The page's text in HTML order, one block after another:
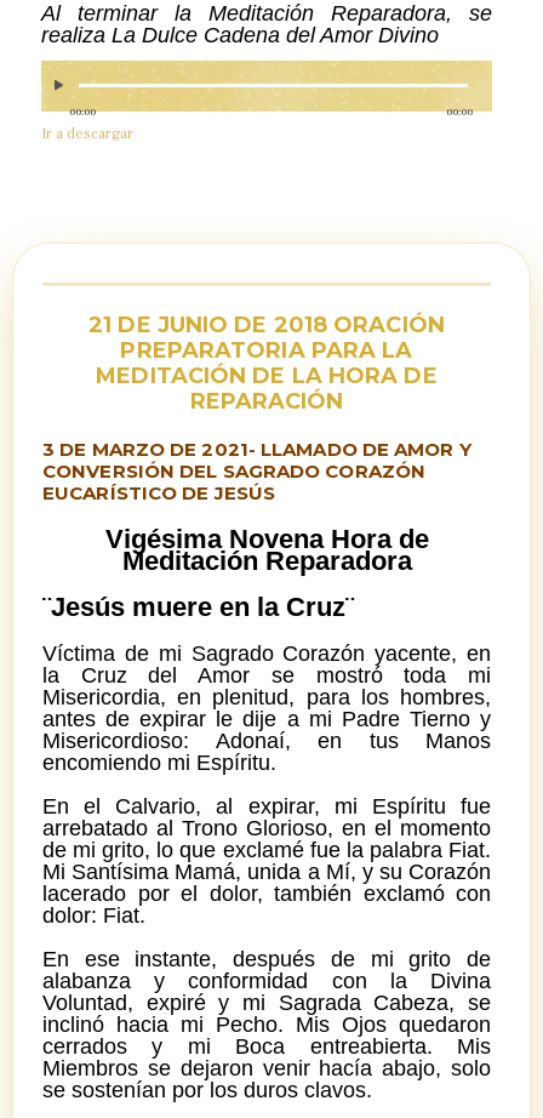
Al terminar la Meditación Reparadora, se
realiza La Dulce Cadena del Amor Divino
00:00 00:00
Ir a descargar
21 DE JUNIO DE 2018 ORACIÓN
PREPARATORIA PARA LA
MEDITACIÓN DE LA HORA DE
REPARACIÓN
3 DE MARZO DE 2021- LLAMADO DE AMOR Y
CONVERSIÓN DEL SAGRADO CORAZÓN
EUCARÍSTICO DE JESÚS
Vigésima Novena Hora de
Meditación Reparadora
¨Jesús muere en la Cruz¨
Víctima de mi Sagrado Corazón yacente, en
la Cruz del Amor se mostró toda mi
Misericordia, en plenitud, para los hombres,
antes de expirar le dije a mi Padre Tierno y
Misericordioso: Adonaí, en tus Manos
encomiendo mi Espíritu.
En el Calvario, al expirar, mi Espíritu fue
arrebatado al Trono Glorioso, en el momento
de mi grito, lo que exclamé fue la palabra Fiat.
Mi Santísima Mamá, unida a Mí, y su Corazón
lacerado por el dolor, también exclamó con
dolor: Fiat.
En ese instante, después de mi grito de
alabanza y conformidad con la Divina
Voluntad, expiré y mi Sagrada Cabeza, se
inclinó hacia mi Pecho. Mis Ojos quedaron
cerrados y mi Boca entreabierta. Mis
Miembros se dejaron venir hacía abajo, solo
se sostenían por los duros clavos.